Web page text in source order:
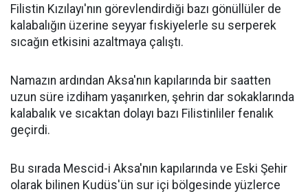
Filistin Kızılayı'nın görevlendirdiği bazı gönüllüler de
kalabalığın üzerine seyyar fıskiyelerle su serperek
sıcağın etkisini azaltmaya çalıştı.
Namazın ardından Aksa'nın kapılarında bir saatten
uzun süre izdiham yaşanırken, şehrin dar sokaklarında
kalabalık ve sıcaktan dolayı bazı Filistinliler fenalık
geçirdi.
Bu sırada Mescid-i Aksa'nın kapılarında ve Eski Şehir
olarak bilinen Kudüs'ün sur içi bölgesinde yüzlerce